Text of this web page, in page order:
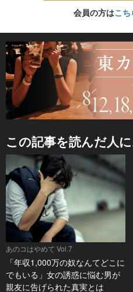
会員の方はこ
この記事を読んだ人
あのコはやめて Vol.7
「年収1,000万の奴なんてどこに
でもいる」女の誘惑に悩む男が
親友に告げられた真実とは